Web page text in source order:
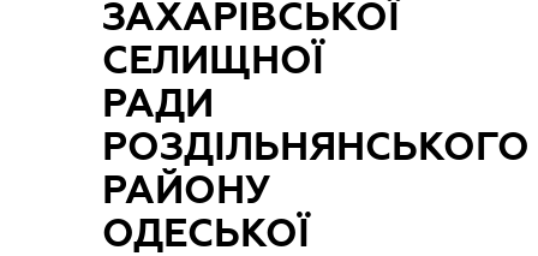
ЗАХАРІВСЬКОЇ
СЕЛИЩНОЇ
РАДИ
РОЗДІЛЬНЯНСЬКОГО
РАЙОНУ
ОДЕСЬКОЇ